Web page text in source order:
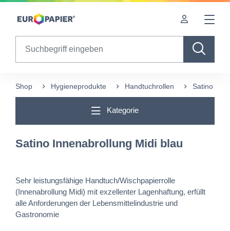
Table Of Content
Shop Hygieneprodukte Handtuchrollen Satino
Kategorie
Satino Innenabrollung Midi blau
Sehr leistungsfähige Handtuch/Wischpapierrolle
(Innenabrollung Midi) mit exzellenter Lagenhaftung, erfüllt
alle Anforderungen der Lebensmittelindustrie und
Gastronomie